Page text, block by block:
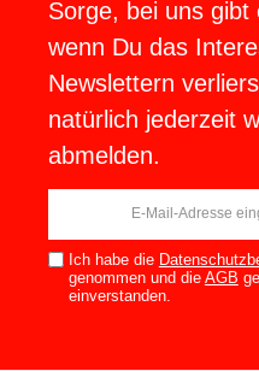
Sorge, bei uns gibt
wenn Du das
Newslettern
natürlich jederzeit
abmelden.
Ich habe die
genommen und die AGB
einverstanden.